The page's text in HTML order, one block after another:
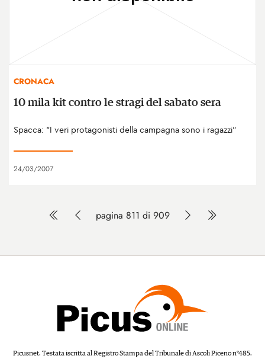
CRONACA
10 mila kit contro le stragi del sabato sera
Spacca: "I veri protagonisti della campagna sono i ragazzi"
24/03/2007
pagina 811 di 909
Picusnet. Testata iscritta al Registro Stampa del Tribunale di Ascoli Piceno n°485.